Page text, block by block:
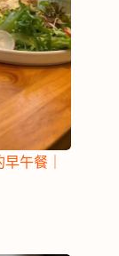
午餐｜